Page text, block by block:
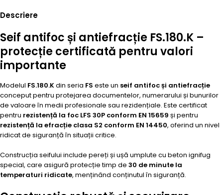
Descriere
Seif antifoc și antiefracție FS.180.K –
protecție certificată pentru valori
importante
Modelul FS.180.Kdin seria FS este un seif antifoc și antiefracție
conceput pentru protejarea documentelor, numerarului și bunurilor
de valoare în medii profesionale sau rezidențiale. Este certificat
pentru rezistență la foc LFS 30P conform EN 15659 și pentru
rezistență la efracție clasa S2 conform EN 14450, oferind un nivel
ridicat de siguranță în situații critice.
Construcția seifului include pereți și ușă umplute cu beton ignifug
special, care asigură protecție timp de 30 de minute la
temperaturi ridicate, menținând conținutul în siguranță.